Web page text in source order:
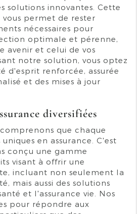
solutions innovantes. Cette
vous permet de rester
nécessaires pour
optimale et pérenne,
avenir et celui de vos
notre solution, vous optez
d'esprit renforcée, assurée
et des mises à jour
diversifiées
que chaque
en assurance. C'est
conçu une gamme
visant à offrir une
incluant non seulement la
mais aussi des solutions
et l'assurance vie. Nos
pour répondre aux